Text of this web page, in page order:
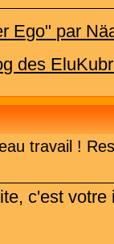
Ego" par
des
travail !
c'est votre